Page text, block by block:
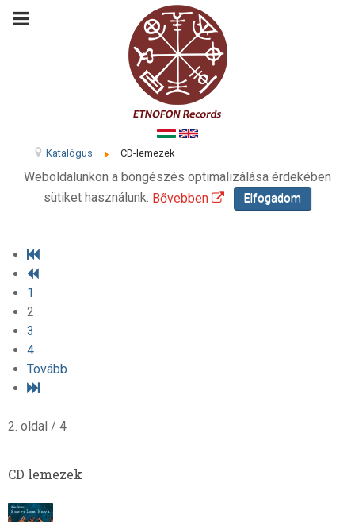
Katalógus CD-lemezek
Weboldalunkon a böngészés optimalizálása érdekében
sütiket használunk. Bővebben Elfogadom
1
2
3
4
Tovább
2. oldal / 4
CD lemezek